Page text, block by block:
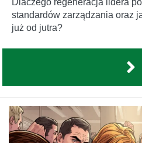
Dlaczego regeneracja lidera
standardów zarządzania oraz
już od jutra?